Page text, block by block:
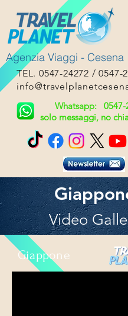
Agenzia Viaggi - Cesena
TEL. 0547-24272 /0547-
Whatsapp: 0547-
solo messaggi, no
Video
Giappone